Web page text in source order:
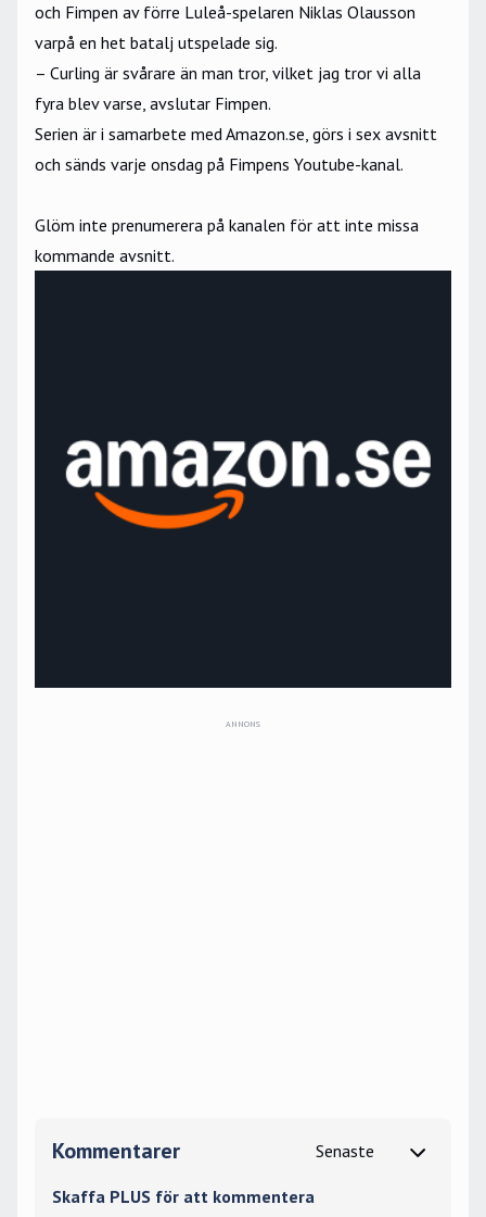
och Fimpen av förre Luleå-spelaren Niklas Olausson
varpå en het batalj utspelade sig.
– Curling är svårare än man tror, vilket jag tror vi alla
fyra blev varse, avslutar Fimpen.
Serien är i samarbete medAmazon.se, görs i sex avsnitt
och sänds varje onsdag på Fimpens Youtube-kanal.
Glöm inte prenumerera på kanalen för att inte missa
kommande avsnitt.
Kommentarer
Skaffa PLUS för att kommentera